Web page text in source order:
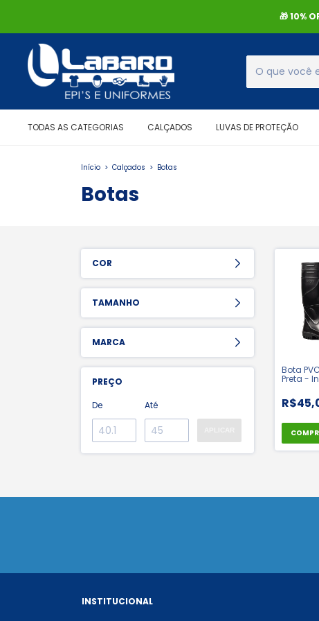
🎁 10%
TODAS AS CATEGORIAS CALÇADOS LUVAS DE PROTEÇÃO
Início > Calçados > Botas
Botas
COR
TAMANHO
MARCA
PREÇO
De
Até
Bota
Preta -
INSTITUCIONAL